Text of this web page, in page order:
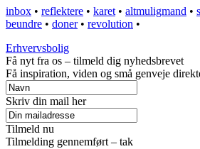
inbox • reflektere • karet • altmuligmand •
beundre • doner• revolution •
Erhvervsbolig
Få nyt fra os – tilmeld dig nyhedsbrevet
Få inspiration, viden og små genveje
Skriv din mail her
Tilmeld nu
Tilmelding gennemført – tak